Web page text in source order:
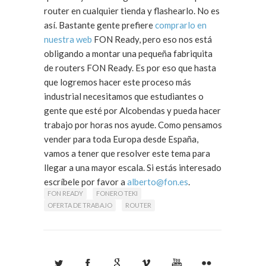
router en cualquier tienda y flashearlo. No es
así. Bastante gente prefierecomprarlo en
nuestra web FON Ready, pero eso nos está
obligando a montar una pequeña fabriquita
de routers FON Ready. Es por eso que hasta
que logremos hacer este proceso más
industrial necesitamos que estudiantes o
gente que esté por Alcobendas y pueda hacer
trabajo por horas nos ayude. Como pensamos
vender para toda Europa desde España,
vamos a tener que resolver este tema para
llegar a una mayor escala. Si estás interesado
escríbele por favor a alberto@fon.es.
FON READY
FONERO TEKI
OFERTA DE TRABAJO
ROUTER